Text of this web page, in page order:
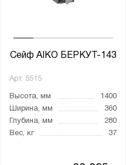
Сейф AIKO БЕРКУТ-143
Арт. 5515
Высота, мм
1400
Ширина, мм
360
Глубина, мм
280
Вес, кг
37
Класс взломостойкости:
0 класс
2 класс